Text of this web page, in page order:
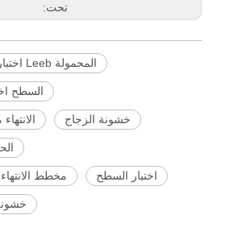
تحت:
المحمولة Leeb اختبار صلابة مع الطابعة
السطح
خشونة الزجاج
مخطط اختبار السطح